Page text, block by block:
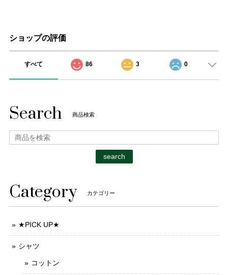
ショップの評価
すべて 86 3 0
Search 商品検索
search
Category カテゴリー
★PICK UP★
シャツ
コットン